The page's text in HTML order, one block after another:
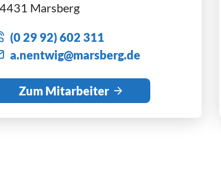
Marsberg
(0 29 92) 602 311
n ntw g m rsb rg d
Zum Mitarbeiter